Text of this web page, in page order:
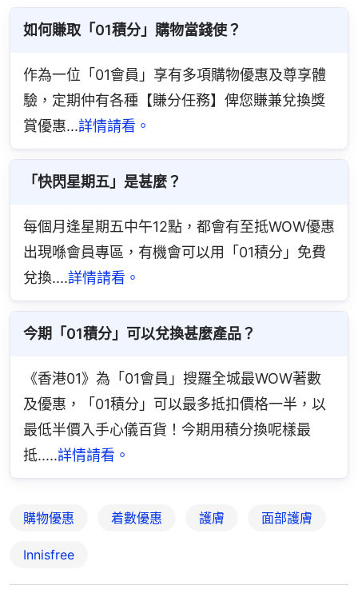
如何賺取「01積分」購物當錢使？
作為一位「01會員」享有多項購物優惠及尊享體
驗，定期仲有各種【賺分任務】俾您賺兼兌換獎
賞優惠...詳情請看。
「快閃星期五」是甚麼？
每個月逢星期五中午12點，都會有至抵WOW優惠
出現喺會員專區，有機會可以用「01積分」免費
兌換....詳情請看。
今期「01積分」可以兌換甚麼產品？
《香港01》為「01會員」搜羅全城最WOW著數
及優惠，「01積分」可以最多抵扣價格一半，以
最低半價入手心儀百貨！今期用積分換呢樣最
抵.....詳情請看。
購物優惠 着數優惠 護膚 面部護膚
Innisfree